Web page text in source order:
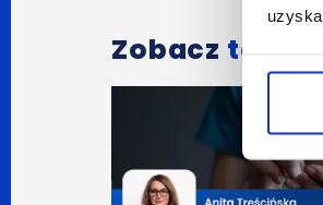
Zobacz także: